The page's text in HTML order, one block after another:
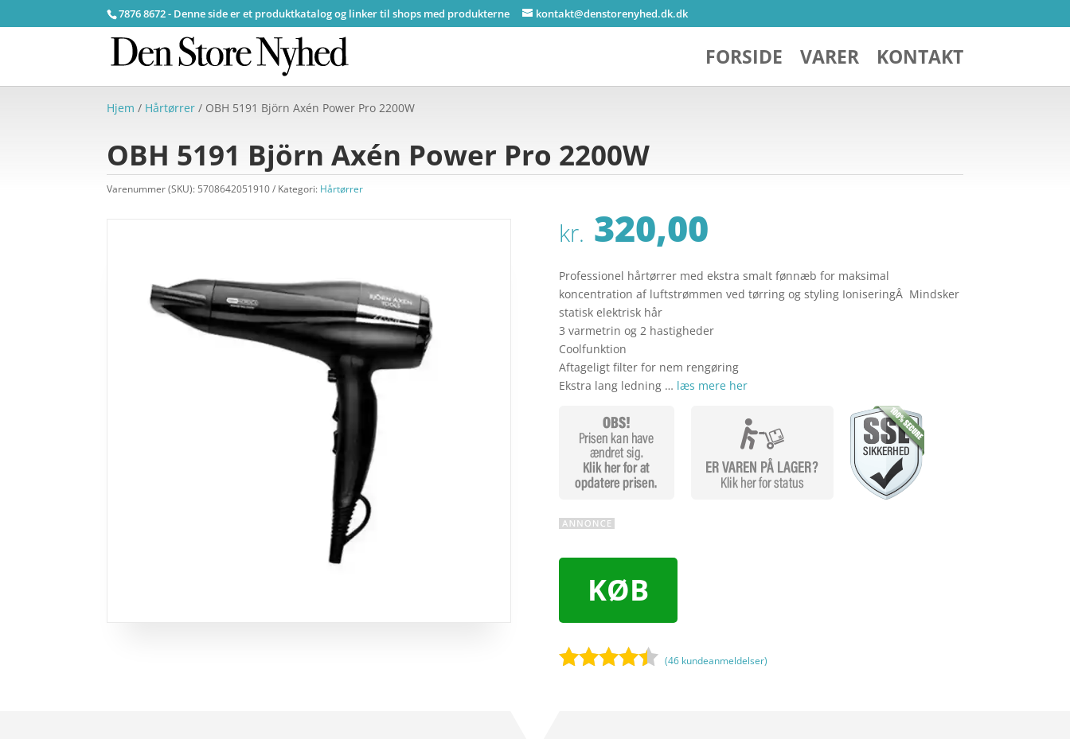
7876 8672 - Denne side er et produktkatalog og linker til shops med produkterne kontakt@denstorenyhed.dk.dk
FORSIDE VARER KONTAKT
Hjem / Hårtørrer / OBH 5191 Björn Axén Power Pro 2200W
OBH 5191 Björn Axén Power Pro 2200W
Varenummer (SKU): 5708642051910 Kategori: Hårtørrer
kr. 320,00
Professionel hårtørrer med ekstra smalt fønnæb for maksimal
koncentration af luftstrømmen ved tørring og styling IoniseringÂ Mindsker
statisk elektrisk hår
3 varmetrin og 2 hastigheder
Coolfunktion
Aftageligt filter for nem rengøring
Ekstra lang ledning … læs mere her
KØB
(46 kundeanmeldelser)